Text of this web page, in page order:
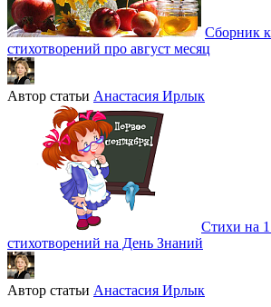
Сборник
стихотворений про август месяц
Автор статьи Анастасия Ирлык
Стихи на 1
стихотворений на День Знаний
Автор статьи Анастасия Ирлык